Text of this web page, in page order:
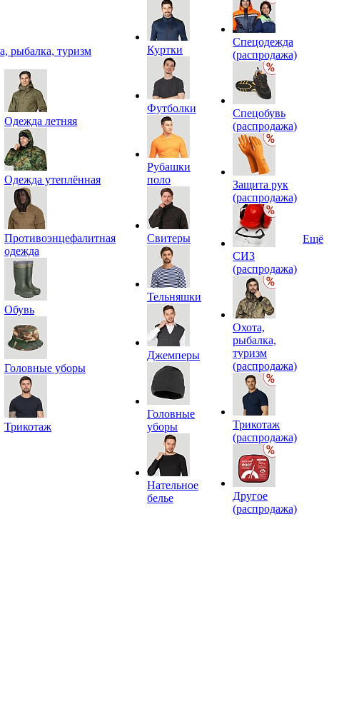
рыбалка, туризм
Одежда летняя
Одежда утеплённая
Противоэнцефалитная
одежда
Обувь
Головные уборы
Трикотаж
Куртки
Футболки
Рубашки
поло
Свитеры
Тельняшки
Джемперы
Головные
уборы
Нательное
белье
Спецодежда
(распродажа)
Спецобувь
(распродажа)
Защита рук
(распродажа)
СИЗ
(распродажа)
Охота,
рыбалка,
туризм
(распродажа)
Трикотаж
(распродажа)
Другое
(распродажа)
Ещё